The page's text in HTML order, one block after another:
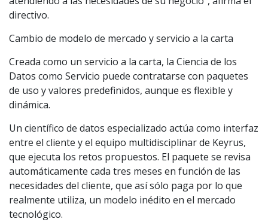
directivo.
Cambio de modelo de mercado y servicio a la carta
Creada como un servicio a la carta, la Ciencia de los
Datos como Servicio puede contratarse con paquetes
de uso y valores predefinidos, aunque es flexible y
dinámica.
Un científico de datos especializado actúa como interfaz
entre el cliente y el equipo multidisciplinar de Keyrus,
que ejecuta los retos propuestos. El paquete se revisa
automáticamente cada tres meses en función de las
necesidades del cliente, que así sólo paga por lo que
realmente utiliza, un modelo inédito en el mercado
tecnológico.